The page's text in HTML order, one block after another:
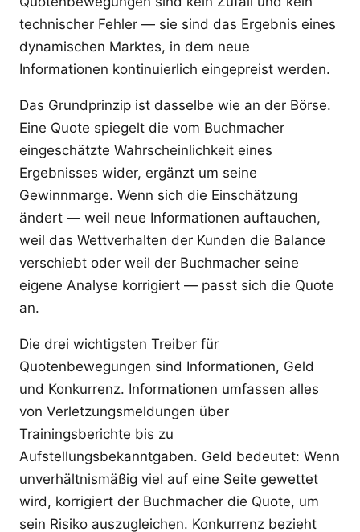
technischer Fehler — sie sind das Ergebnis eines
dynamischen Marktes, in dem neue
Informationen kontinuierlich eingepreist werden.
Das Grundprinzip ist dasselbe wie an der Börse.
Eine Quote spiegelt die vom Buchmacher
eingeschätzte Wahrscheinlichkeit eines
Ergebnisses wider, ergänzt um seine
Gewinnmarge. Wenn sich die Einschätzung
ändert — weil neue Informationen auftauchen,
weil das Wettverhalten der Kunden die Balance
verschiebt oder weil der Buchmacher seine
eigene Analyse korrigiert — passt sich die Quote
an.
Die drei wichtigsten Treiber für
Quotenbewegungen sind Informationen, Geld
und Konkurrenz. Informationen umfassen alles
von Verletzungsmeldungen über
Trainingsberichte bis zu
Aufstellungsbekanntgaben. Geld bedeutet: Wenn
unverhältnismäßig viel auf eine Seite gewettet
wird, korrigiert der Buchmacher die Quote, um
sein Risiko auszugleichen. Konkurrenz bezieht